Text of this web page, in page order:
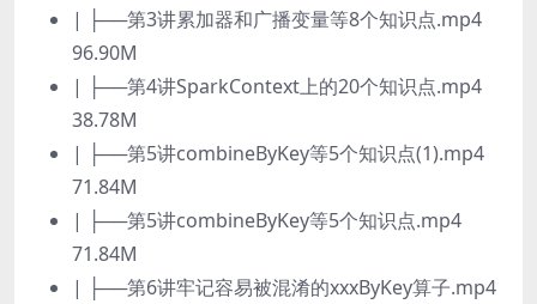
| ├──第3讲累加器和广播变量等8个知识点.mp4
96.90M
| ├──第4讲SparkContext上的20个知识点.mp4
38.78M
| ├──第5讲combineByKey等5个知识点(1).mp4
71.84M
| ├──第5讲combineByKey等5个知识点.mp4
71.84M
| ├──第6讲牢记容易被混淆的xxxByKey算子.mp4